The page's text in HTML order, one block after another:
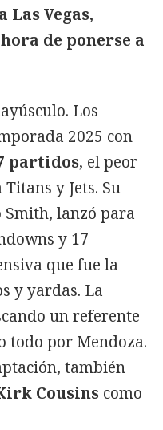
Las Vegas,
de ponerse a
Los
2025 con
partidos, el peor
y Jets. Su
lanzó para
y 17
que fue la
y yardas. La
un referente
todo por Mendoza.
también
Cousins como